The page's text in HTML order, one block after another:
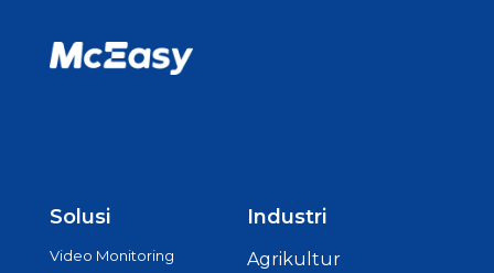
Solusi
Video Monitoring
Industri
Agrikultur